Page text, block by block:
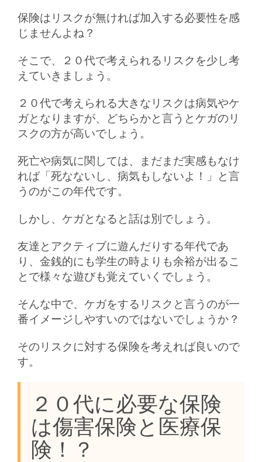
保険はリスクが無ければ加入する必要性を感
じませんよね？
そこで、２０代で考えられるリスクを少し考
えていきましょう。
２０代で考えられる大きなリスクは病気やケ
ガとなりますが、どちらかと言うとケガのリ
スクの方が高いでしょう。
死亡や病気に関しては、まだまだ実感もなけ
れば「死なないし、病気もしないよ！」と言
うのがこの年代です。
しかし、ケガとなると話は別でしょう。
友達とアクティブに遊んだりする年代であ
り、金銭的にも学生の時よりも余裕が出るこ
とで様々な遊びも覚えていくでしょう。
そんな中で、ケガをするリスクと言うのが一
番イメージしやすいのではないでしょうか？
そのリスクに対する保険を考えれば良いので
す。
２０代に必要な保険
は傷害保険と医療保
険！？